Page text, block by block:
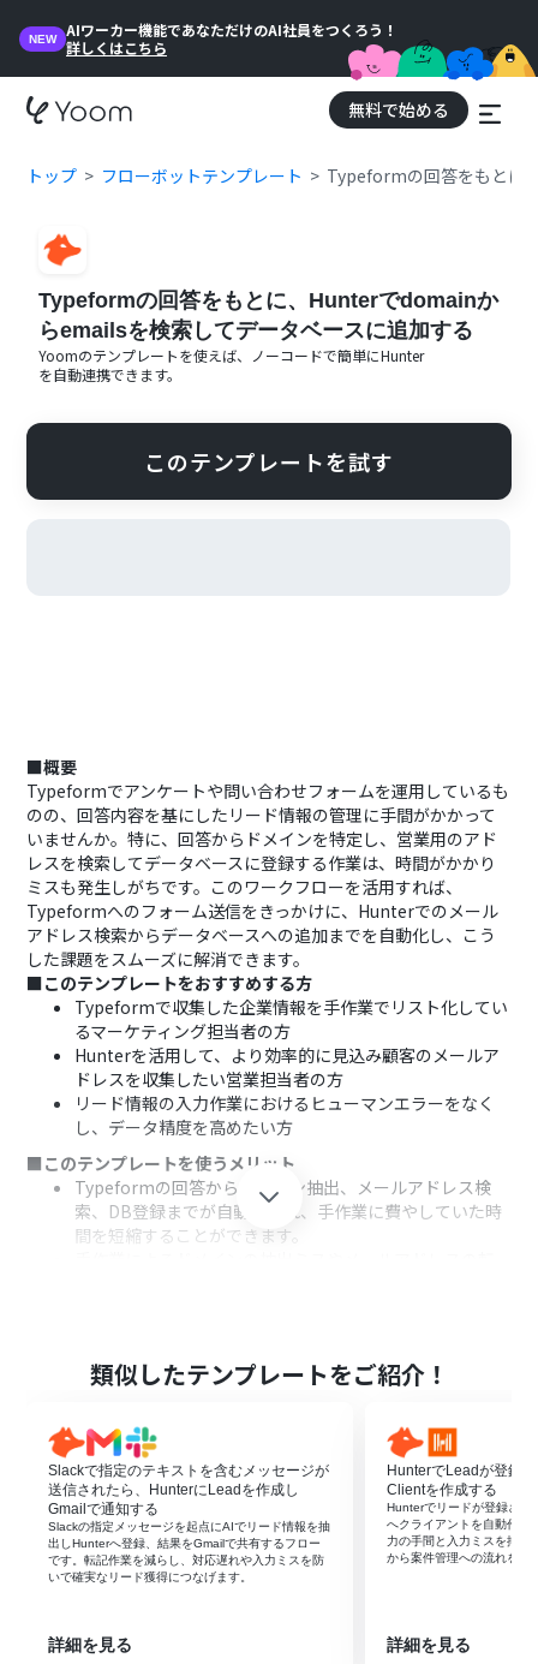
NEW
AIワーカー機能であなただけのAI社員をつくろう！
詳しくはこちら
無料で始める
トップ フローボットテンプレート Typeformの回答をもとに
Typeformの回答をもとに、Hunterでdomainか
らemailsを検索してデータベースに追加する
Yoomのテンプレートを使えば、ノーコードで簡単にHunter
を自動連携できます。
このテンプレートを試す
■概要
Typeformでアンケートや問い合わせフォームを運用しているも
のの、回答内容を基にしたリード情報の管理に手間がかかって
いませんか。特に、回答からドメインを特定し、営業用のアド
レスを検索してデータベースに登録する作業は、時間がかかり
ミスも発生しがちです。このワークフローを活用すれば、
Typeformへのフォーム送信をきっかけに、Hunterでのメール
アドレス検索からデータベースへの追加までを自動化し、こう
した課題をスムーズに解消できます。
■このテンプレートをおすすめする方
Typeformで収集した企業情報を手作業でリスト化してい
るマーケティング担当者の方
Hunterを活用して、より効率的に見込み顧客のメールア
ドレスを収集したい営業担当者の方
リード情報の入力作業におけるヒューマンエラーをなく
し、データ精度を高めたい方
■このテンプレートを使うメリット
Typeformの回答からドメイン抽出、メールアドレス検
索、DB登録までが自動化され、手作業に費やしていた時
間を短縮することができます。
はじめに、TypeformとHunterをYoomと連携します。
次に、トリガーでTypeformを選択し、「フォームが送信
次に、「データを操作・変換する」を選択し、正規表現
を用いてフォームの回答からドメイン情報を抽出します。
続いて、Hunterを選択し、「Search emails from
domain」アクションで、抽出したドメインを基にメール
アドレスを検索します。
最後に、「データベースを操作する」の「レコードを追加
する」アクションを設定し、取得した情報をデータベース
※「トリガー」：フロー起動のきっかけとなるアクション、「オ
類似したテンプレートをご紹介！
Slackで指定のテキストを含むメッセージが
送信されたら、HunterにLeadを作成し
Gmailで通知する
Slackの指定メッセージを起点にAIでリード情報を抽
出しHunterへ登録、結果をGmailで共有するフロー
です。転記作業を減らし、対応遅れや入力ミスを防
いで確実なリード獲得につなげます。
詳細を見る
HunterでLeadが登録
Clientを作成する
Hunterでリードが登録され
へクライアントを自動作成
力の手間と入力ミスを抑え
から案件管理への流れをス
詳細を見る